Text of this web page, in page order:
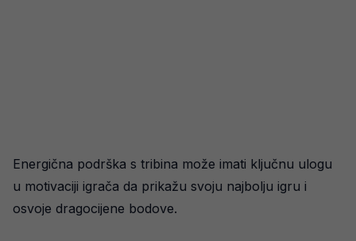
Energična podrška s tribina može imati ključnu ulogu
u motivaciji igrača da prikažu svoju najbolju igru i
osvoje dragocijene bodove.